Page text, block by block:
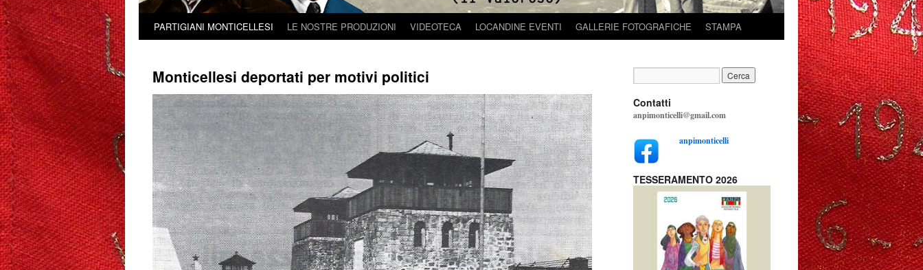
Vai
contenuto
PARTIGIANI MONTICELLESI LE NOSTRE PRODUZIONI VIDEOTECA LOCANDINE EVENTI GALLERIE FOTOGRAFICHE STAMPA
Monticellesi deportati per motivi politici
Contatti
anpimonticelli@gmail.com
anpimonticelli
TESSERAMENTO 2026